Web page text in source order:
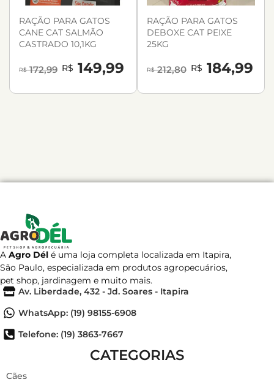
RAÇÃO PARA GATOS
CANE CAT SALMÃO
CASTRADO 10,1KG
R$172,99 R$ 149,99
RAÇÃO PARA GATOS
DEBOXE CAT PEIXE
25KG
R$212,80 R$ 184,99
A Agro Dél é uma loja completa localizada em Itapira,
São Paulo, especializada em produtos agropecuários,
pet shop, jardinagem e muito mais.
Av. Liberdade, 432 - Jd. Soares - Itapira
WhatsApp: (19) 98155-6908
Telefone: (19) 3863-7667
CATEGORIAS
Cães